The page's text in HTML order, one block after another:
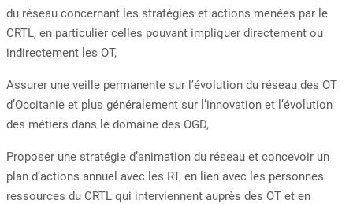
du réseau concernant les stratégies et actions menées par le
CRTL, en particulier celles pouvant impliquer directement ou
indirectement les OT,
Assurer une veille permanente sur l’évolution du réseau des OT
d’Occitanie et plus généralement sur l’innovation et l’évolution
des métiers dans le domaine des OGD,
Proposer une stratégie d’animation du réseau et concevoir un
plan d’actions annuel avec les RT, en lien avec les personnes
ressources du CRTL qui interviennent auprès des OT et en